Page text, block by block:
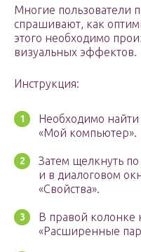
Многие пользователи
спрашивают, как
этого необходимо
визуальных эффектов.
Инструкция:
Необходимо
«Мой компьютер».
Затем щелкнуть
и в диалоговом
«Свойства».
В правой колонке
«Расширенные